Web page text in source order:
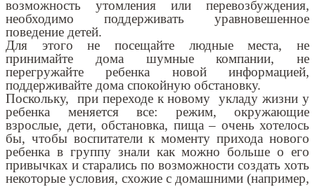
возможность утомления или перевозбуждения,
необходимо поддерживать уравновешенное
поведение детей.
Для этого не посещайте людные места, не
принимайте дома шумные компании, не
перегружайте ребенка новой информацией,
поддерживайте дома спокойную обстановку.
Поскольку, при переходе к новому укладу жизни у
ребенка меняется все: режим, окружающие
взрослые, дети, обстановка, пища – очень хотелось
бы, чтобы воспитатели к моменту прихода нового
ребенка в группу знали как можно больше о его
привычках и старались по возможности создать хоть
некоторые условия, схожие с домашними (например,